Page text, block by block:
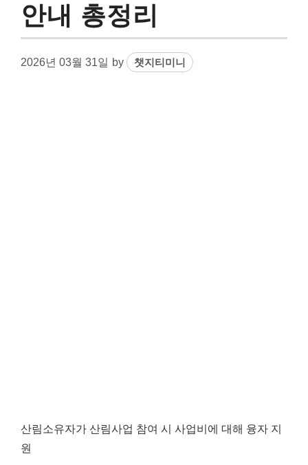
안내 총정리
2026년 03월 31일 by 챗지티미니
산림소유자가 산림사업 참여 시 사업비에 대해 융자 지
원